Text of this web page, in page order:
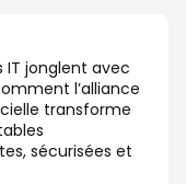
IT jonglent avec
l’alliance
transforme
sécurisées et